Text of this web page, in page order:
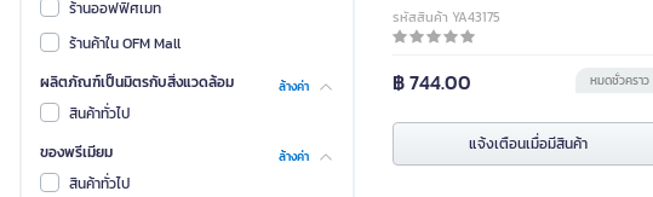
Master Lock
O.T.P.
ร้านออฟฟิศเมท
ร้านค้าใน OFM Mall
ผลิตภัณฑ์เป็นมิตรกับสิ่งแวดล้อม
ล้างค่า
สินค้าทั่วไป
ของพรีเมียม
ล้างค่า
สินค้าทั่วไป
รหัสสินค้า YA43175
฿ 744.00 หมดชั่วคราว
แจ้งเตือนเมื่อมีสินค้า